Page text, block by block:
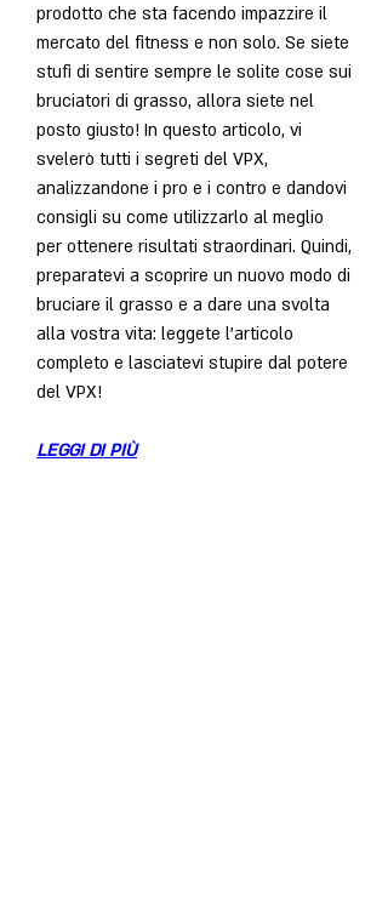
prodotto che sta facendo impazzire il
mercato del fitness e non solo. Se siete
stufi di sentire sempre le solite cose sui
bruciatori di grasso, allora siete nel
posto giusto! In questo articolo, vi
svelerò tutti i segreti del VPX,
analizzandone i pro e i contro e dandovi
consigli su come utilizzarlo al meglio
per ottenere risultati straordinari. Quindi,
preparatevi a scoprire un nuovo modo di
bruciare il grasso e a dare una svolta
alla vostra vita: leggete l'articolo
completo e lasciatevi stupire dal potere
del VPX!
LEGGI DI PIÙ